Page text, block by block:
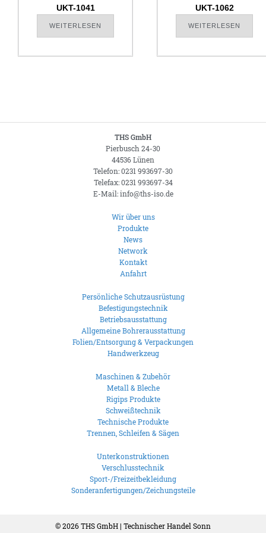
UKT-1041
WEITERLESEN
UKT-1062
WEITERLESEN
THS GmbH
Pierbusch 24-30
44536 Lünen
Telefon: 0231 993697-30
Telefax: 0231 993697-34
E-Mail: info@ths-iso.de
Wir über uns
Produkte
News
Network
Kontakt
Anfahrt
Persönliche Schutzausrüstung
Befestigungstechnik
Betriebsausstattung
Allgemeine Bohrerausstattung
Folien/Entsorgung & Verpackungen
Handwerkzeug
Maschinen & Zubehör
Metall & Bleche
Rigips Produkte
Schweißtechnik
Technische Produkte
Trennen, Schleifen & Sägen
Unterkonstruktionen
Verschlusstechnik
Sport-/Freizeitbekleidung
Sonderanfertigungen/Zeichungsteile
© 2026THS GmbH | Technischer Handel Sonn